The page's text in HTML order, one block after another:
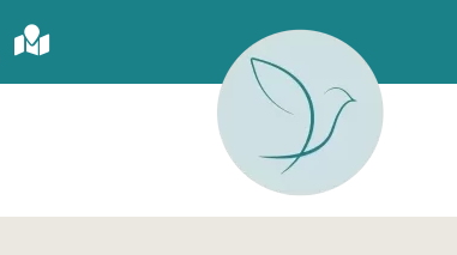
الدكتور أحمد سامي دبور